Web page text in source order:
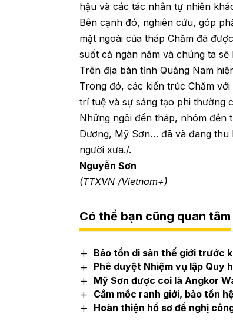
hậu và các tác nhân tự nhiên
Bên cạnh đó, nghiên cứu, góp
mặt ngoài của tháp Chăm đã
suốt cả ngàn năm và chúng ta
Trên địa bàn tỉnh Quảng Nam
Trong đó, các kiến trúc Chăm
trí tuệ và sự sáng tạo phi thường
Những ngôi đền tháp, nhóm đền
Dương, Mỹ Sơn… đã và đang
người xưa./.
Nguyễn Sơn
(TTXVN /Vietnam+)
Có thể bạn cũng quan tâm
Bảo tồn di sản thế giới trước
Phê duyệt Nhiệm vụ lập Quy
Mỹ Sơn được coi là Angkor
Cắm mốc ranh giới, bảo tồn
Hoàn thiện hồ sơ đề nghị